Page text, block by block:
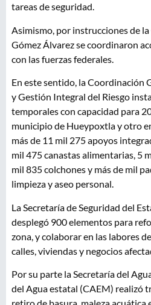
tareas de seguridad.
Asimismo, por instrucciones de
Gómez Álvarez se coordinaron
con las fuerzas federales.
En este sentido, la Coordinación
y Gestión Integral del Riesgo
temporales con capacidad para
municipio de Hueypoxtla y otro
más de 11 mil 275 apoyos
mil 475 canastas alimentarias, 5
mil 835 colchones y más de mil
limpieza y aseo personal.
La Secretaría de Seguridad del
desplegó 900 elementos para
zona, y colaborar en las labores
calles, viviendas y negocios
Por su parte la Secretaría del
del Agua estatal (CAEM) realizó